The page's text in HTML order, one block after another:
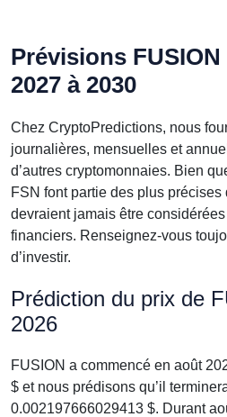
Prévisions
2027 à 2030
Chez CryptoPredictions, nous
journalières, mensuelles et
d’autres cryptomonnaies. Bien
FSN font partie des plus
devraient jamais être
financiers. Renseignez-vous
d’investir.
Prédiction du prix de
2026
FUSION a commencé en août
$ et nous prédisons qu’il
0.002197666029413 $. Durant